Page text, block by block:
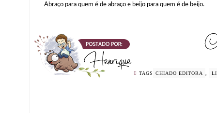
Abraço para quem é de abraço e beijo para quem é de beijo.
TAGS CHIADO EDITORA